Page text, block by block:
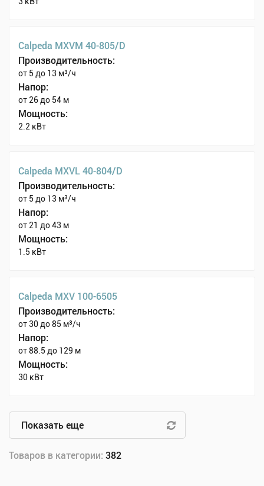
Calpeda MXVM 40-805/D
Производительность:
от 5 до 13 м³/ч
Напор:
от 26 до 54 м
Мощность:
2.2 кВт
Calpeda MXVL 40-804/D
Производительность:
от 5 до 13 м³/ч
Напор:
от 21 до 43 м
Мощность:
1.5 кВт
Calpeda MXV 100-6505
Производительность:
от 30 до 85 м³/ч
Напор:
от 88.5 до 129 м
Мощность:
30 кВт
Показать еще
Товаров в категории: 382